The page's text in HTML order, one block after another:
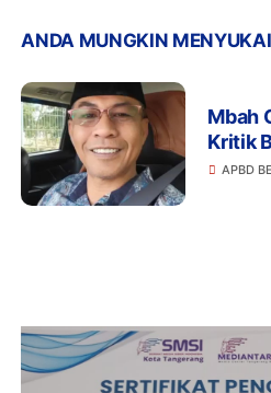
ANDA MUNGKIN
Mbah
Kritik
APBD